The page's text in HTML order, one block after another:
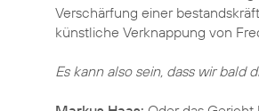
Verschärfung einer
künstliche Verknappung von
Es kann also sein, dass wir bald